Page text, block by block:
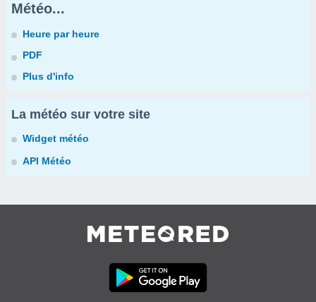
Météo...
Heure par heure
PDF
Plus d'info
La météo sur votre site
Widget météo
API Météo